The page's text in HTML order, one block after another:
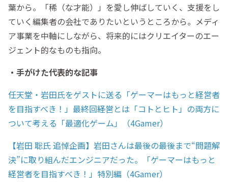
葉から。「稀（な才能）」を愛し伸ばしていく、支援をし
ていく編集者の会社でありたいというところから。メディ
ア事業を中軸にしながら、将来的にはクリエイターのエー
ジェント的なものも指向。
・手がけた代表的な記事
任天堂・岩田氏をゲストに送る「ゲーマーはもっと経営者
を目指すべき！」最終回――経営とは「コトとヒト」の両方に
ついて考える「最適化ゲーム」（4Gamer）
【岩田 聡氏 追悼企画】岩田さんは最後の最後まで“問題解
決”に取り組んだエンジニアだった。「ゲーマーはもっと
経営者を目指すべき！」特別編（4Gamer）